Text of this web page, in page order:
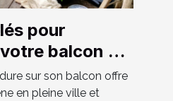
pour
balcon en
luxuriant
sur son balcon offre
en pleine ville et